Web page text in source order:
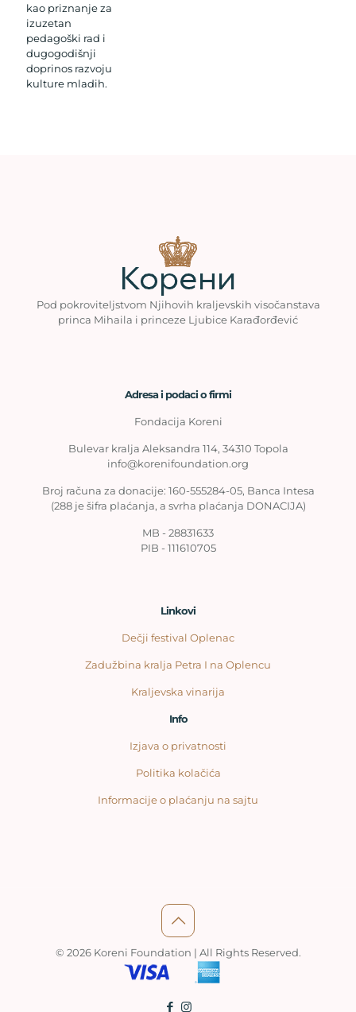
kao priznanje za
izuzetan
pedagoški rad i
dugogodišnji
doprinos razvoju
kulture mladih.
Pod pokroviteljstvom Njihovih kraljevskih visočanstava
princa Mihaila i princeze Ljubice Karađorđević
Adresa i podaci o firmi
Fondacija Koreni
Bulevar kralja Aleksandra 114, 34310 Topola
info@korenifoundation.org
Broj računa za donacije: 160-555284-05, Banca Intesa
(288 je šifra plaćanja, a svrha plaćanja DONACIJA)
MB - 28831633
PIB - 111610705
Linkovi
Dečji festival Oplenac
Zadužbina kralja Petra I na Oplencu
Kraljevska vinarija
Info
Izjava o privatnosti
Politika kolačića
Informacije o plaćanju na sajtu
© 2026 Koreni Foundation | All Rights Reserved.